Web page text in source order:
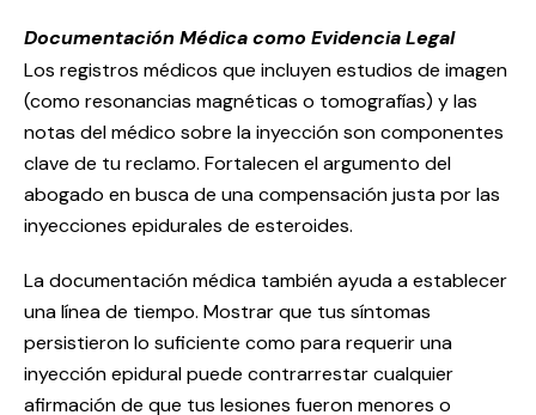
Documentación Médica como Evidencia Legal
Los registros médicos que incluyen estudios de imagen
(como resonancias magnéticas o tomografías) y las
notas del médico sobre la inyección son componentes
clave de tu reclamo. Fortalecen el argumento del
abogado en busca de una compensación justa por las
inyecciones epidurales de esteroides.
La documentación médica también ayuda a establecer
una línea de tiempo. Mostrar que tus síntomas
persistieron lo suficiente como para requerir una
inyección epidural puede contrarrestar cualquier
afirmación de que tus lesiones fueron menores o